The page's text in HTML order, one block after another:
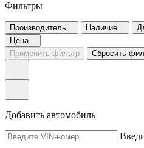
Фильтры
Производитель Наличие
Цена
Применить фильтр
Сбросить
Добавить автомобиль